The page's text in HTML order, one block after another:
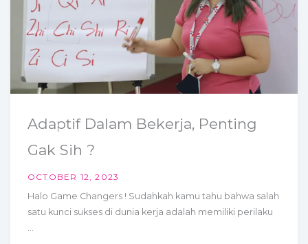
Adaptif Dalam Bekerja, Penting
Gak Sih ?
OCTOBER 12, 2023
Halo Game Changers ! Sudahkah kamu tahu bahwa salah
satu kunci sukses di dunia kerja adalah memiliki perilaku